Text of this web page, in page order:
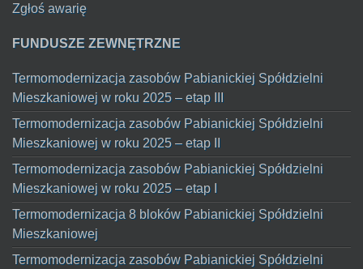
Zgłoś awarię
FUNDUSZE ZEWNĘTRZNE
Termomodernizacja zasobów Pabianickiej Spółdzielni
Mieszkaniowej w roku 2025 – etap III
Termomodernizacja zasobów Pabianickiej Spółdzielni
Mieszkaniowej w roku 2025 – etap II
Termomodernizacja zasobów Pabianickiej Spółdzielni
Mieszkaniowej w roku 2025 – etap I
Termomodernizacja 8 bloków Pabianickiej Spółdzielni
Mieszkaniowej
Termomodernizacja zasobów Pabianickiej Spółdzielni